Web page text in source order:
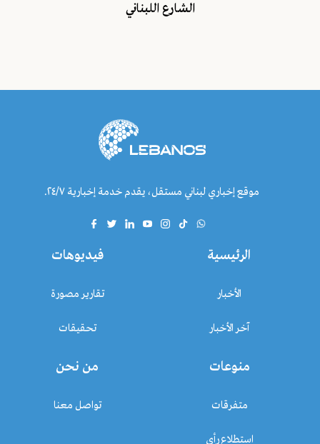
الشارع اللبناني
موقع إخباري لبناني مستقل، يقدم خدمة إخبارية ٢٤/٧.
الرئيسية
الأخبار
آخر الأخبار
فيديوهات
تقارير مصورة
تحقيقات
منوعات
متفرقات
استطلاع رأي
من نحن
تواصل معنا